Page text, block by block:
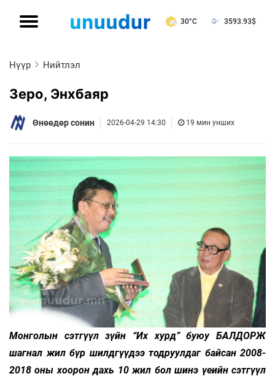
30°C 3593.93$
Нүүр Нийтлэл
Зеро, Энхбаяр
Өнөөдөр сонин 2026-04-29 14:30 19 мин унших
Монголын сэтгүүл зүйн “Их хурд” буюу БАЛДОРЖ
шагнал жил бүр шилдгүүдээ тодруулдаг байсан 2008-
2018 оны хоорон дахь 10 жил бол шинэ үеийн сэтгүүл